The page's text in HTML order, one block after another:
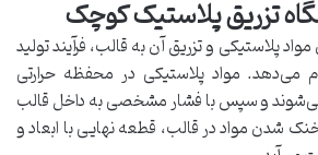
تزریق پلاستیک کوچک
پلاستیکی و تزریق آن به قالب، فرآیند تولید
می‌دهد. مواد پلاستیکی در محفظه حرارتی
و سپس با فشار مشخصی به داخل قالب
شدن مواد در قالب، قطعه نهایی با ابعاد و